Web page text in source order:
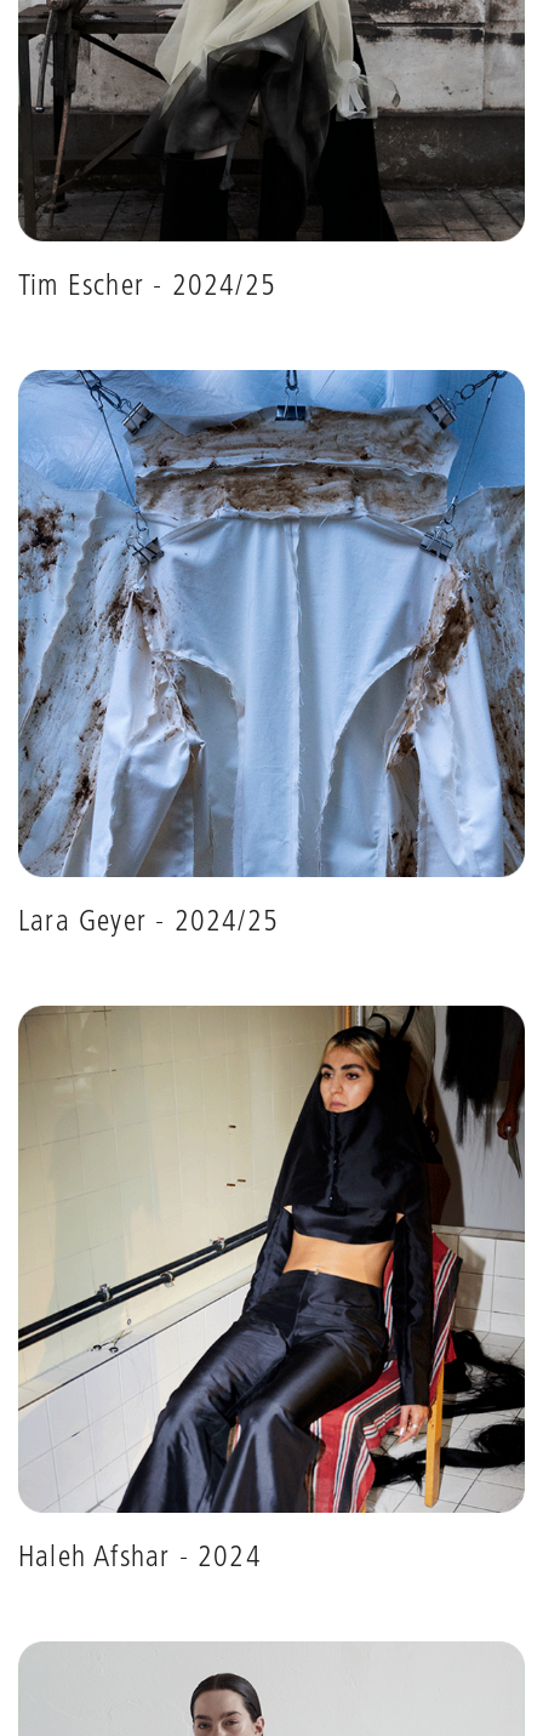
Tim Escher - 2024/25
Lara Geyer - 2024/25
Haleh Afshar - 2024